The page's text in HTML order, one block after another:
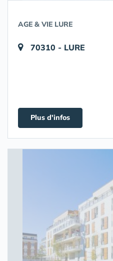
AGE & VIE LURE
70310 - LURE
Plus d'infos